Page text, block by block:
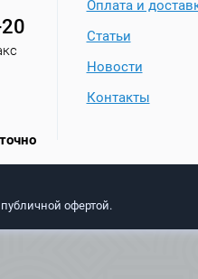
Оплата и
Статьи
Новости
Контакты
офертой.